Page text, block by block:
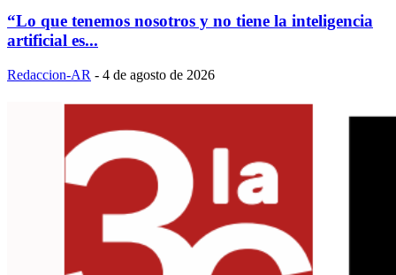
“Lo que tenemos nosotros y no tiene la inteligencia
artificial es...
Redaccion-AR - 4 de agosto de 2026